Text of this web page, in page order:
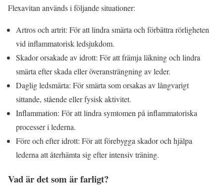
Flexavitan används i följande situationer:
Artros och artrit: För att lindra smärta och förbättra rörligheten
vid inflammatorisk ledsjukdom.
Skador orsakade av idrott: För att främja läkning och lindra
smärta efter skada eller överansträngning av leder.
Daglig ledsmärta: För smärta som orsakas av långvarigt
sittande, stående eller fysisk aktivitet.
Inflammation: För att lindra symtomen på inflammatoriska
processer i lederna.
Före och efter idrott: För att förebygga skador och hjälpa
lederna att återhämta sig efter intensiv träning.
Vad är det som är farligt?